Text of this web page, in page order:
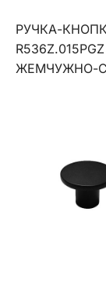
РУЧКА-
R536Z.015PGZ
ЖЕМЧУЖНО-